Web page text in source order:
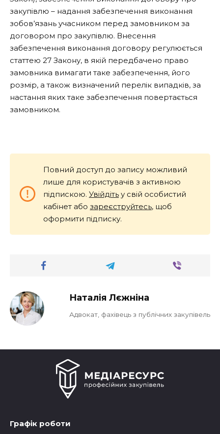
закупівлю – надання забезпечення виконання
зобов’язань учасником перед замовником за
договором про закупівлю. Внесення
забезпечення виконання договору регулюється
статтею 27 Закону, в якій передбачено право
замовника вимагати таке забезпечення, його
розмір, а також визначений перелік випадків, за
настання яких таке забезпечення повертається
замовником.
Повний доступ до запису можливий
лише для користувачів з активною
підпискою. Увійдіть у свій особистий
кабінет або зареєструйтесь, щоб
оформити підписку.
Наталія Лєжніна
Адвокат, фахівець з публічних закупівель
Графік роботи